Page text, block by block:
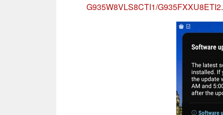
G935W8VLS8CTI1/G935FXXU8ETI2.